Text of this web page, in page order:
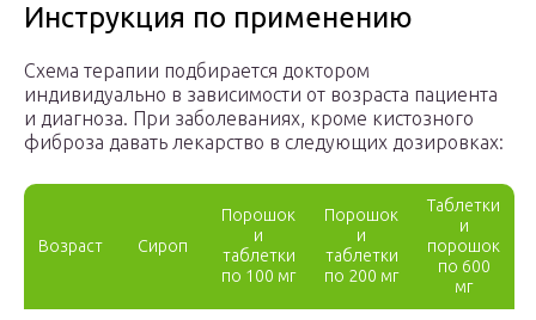
Инструкция по применению
Схема терапии подбирается доктором
индивидуально в зависимости от возраста пациента
и диагноза. При заболеваниях, кроме кистозного
фиброза давать лекарство в следующих дозировках:
Возраст Сироп
Порошок
и
таблетки
по 100 мг
Порошок
и
таблетки
по 200 мг
Таблетки
и
порошок
по 600
мг